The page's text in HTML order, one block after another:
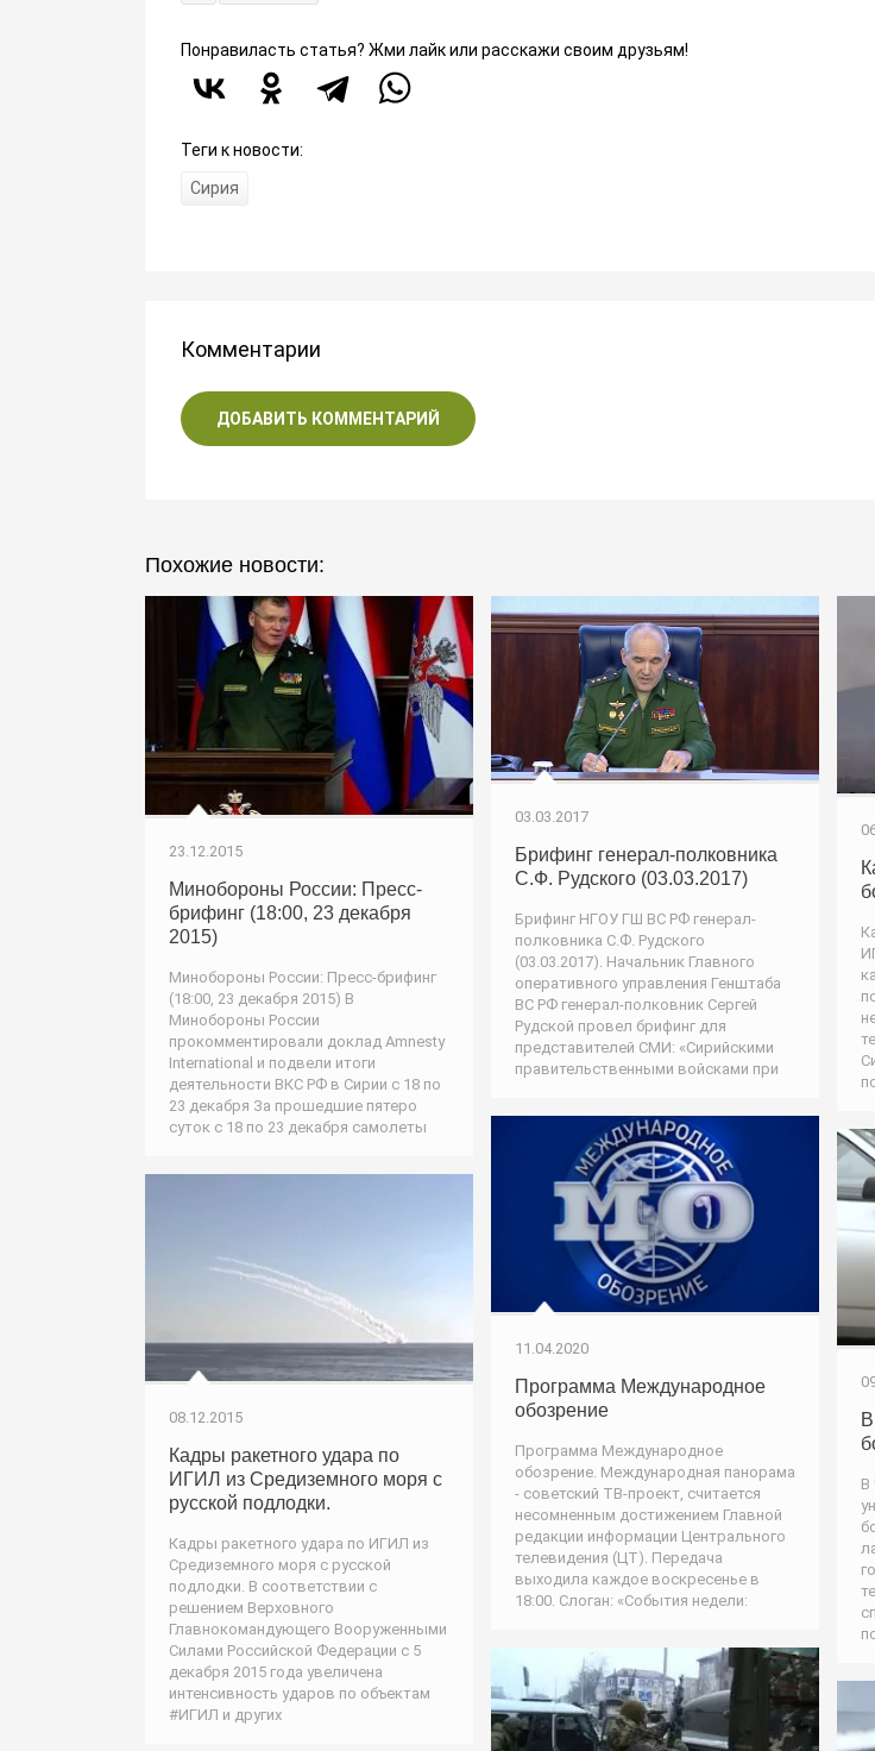
Понравиласть статья? Жми лайк или расскажи своим друзьям!
Теги к новости:
Сирия
Комментарии
ДОБАВИТЬ КОММЕНТАРИЙ
Похожие новости:
23.12.2015
Минобороны России: Пресс-
брифинг (18:00, 23 декабря
2015)
Минобороны России: Пресс-брифинг
(18:00, 23 декабря 2015) В
Минобороны России
прокомментировали доклад Amnesty
International и подвели итоги
деятельности ВКС РФ в Сирии с 18 по
23 декабря За прошедшие пятеро
суток с 18 по 23 декабря самолеты
03.03.2017
Брифинг генерал-полковника
С.Ф. Рудского (03.03.2017)
Брифинг НГОУ ГШ ВС РФ генерал-
полковника С.Ф. Рудского
(03.03.2017). Начальник Главного
оперативного управления Генштаба
ВС РФ генерал-полковник Сергей
Рудской провел брифинг для
представителей СМИ: «Сирийскими
правительственными войсками при
11.04.2020
Программа Международное
обозрение
Программа Международное
обозрение. Международная панорама
- советский ТВ-проект, считается
несомненным достижением Главной
редакции информации Центрального
телевидения (ЦТ). Передача
выходила каждое воскресенье в
18:00. Слоган: «События недели:
В
08.12.2015
Кадры ракетного удара по
ИГИЛ из Средиземного моря с
русской подлодки.
Кадры ракетного удара по ИГИЛ из
Средиземного моря с русской
подлодки. В соответствии с
решением Верховного
Главнокомандующего Вооруженными
Силами Российской Федерации с 5
декабря 2015 года увеличена
интенсивность ударов по объектам
#ИГИЛ и других